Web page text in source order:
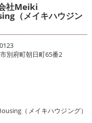
社Meiki
（メイキハウジン
別府町朝日町65番2
（メイキハウジング）